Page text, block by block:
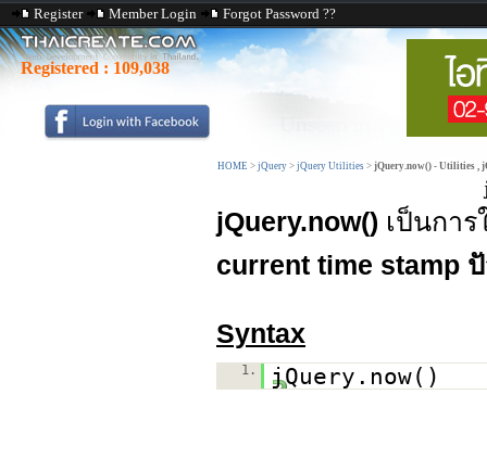
Register Member Login Forgot Password ??
Registered : 109,038
HOME > jQuery > jQuery Utilities > jQuery.now() - Utilities ,
jQuery.now() เป็นกา
current time stamp
Syntax
1. jQuery.now()